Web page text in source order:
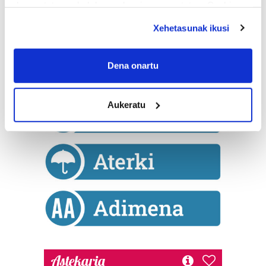
If you allow, we would also like to:
Collect information about your geographical
meters
Identify your device by actively scanning it for
specific characteristics (fingerprinting)
and set your preferences in the
details section
Guk eta gure bazkideek zure datu pertsonalak
prozesatzen ditugu, zure IP zenbakia, besteak beste,
teknologia erabiliz, cookieak adibidez, iragarki eta eduki
pertsonalizatuak eskaintzeko, iragarkiak eta edukia
produktuak garatzeko. Zure datuak nork eta zertarako
Xehetasunak ikusi
Dena onartu
Aukeratu
Astekaria